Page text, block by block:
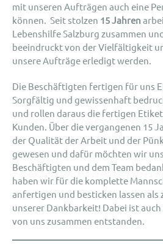
mit unseren Aufträgen auch eine
können. Seit stolzen 15 Jahren
Lebenshilfe Salzburg zusammen
beeindruckt von der Vielfältigkeit
unsere Aufträge erledigt werden.
Die Beschäftigten fertigen für uns
Sorgfältig und gewissenhaft
und rollen daraus die fertigen
Kunden. Über die vergangenen 15
der Qualität der Arbeit und der
gewesen und dafür möchten wir
Beschäftigten und dem Team
haben wir für die komplette
anfertigen und besticken lassen als
unserer Dankbarkeit! Dabei ist
von uns zusammen entstanden.